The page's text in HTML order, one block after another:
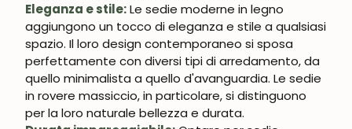
Eleganza e stile:Le sedie moderne in legno
aggiungono un tocco di eleganza e stile a qualsiasi
spazio. Il loro design contemporaneo si sposa
perfettamente con diversi tipi di arredamento, da
quello minimalista a quello d'avanguardia. Le sedie
in rovere massiccio, in particolare, si distinguono
per la loro naturale bellezza e durata.